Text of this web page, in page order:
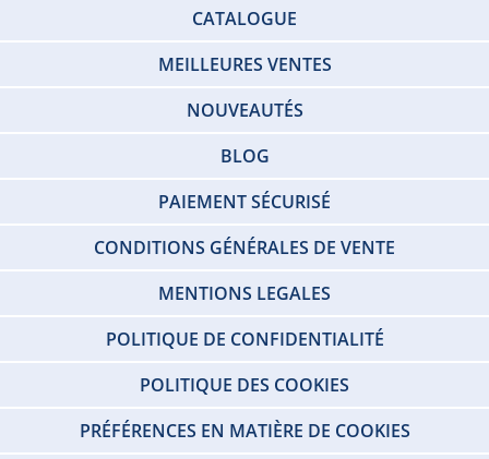
CATALOGUE
MEILLEURES VENTES
NOUVEAUTÉS
BLOG
PAIEMENT SÉCURISÉ
CONDITIONS GÉNÉRALES DE VENTE
MENTIONS LEGALES
POLITIQUE DE CONFIDENTIALITÉ
POLITIQUE DES COOKIES
PRÉFÉRENCES EN MATIÈRE DE COOKIES